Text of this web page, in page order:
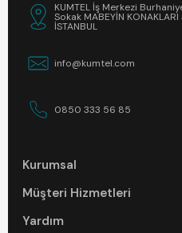
KUMTEL İş Merkezi
Sokak MABEYİN
İSTANBUL
info@kumtel.com
0850 333 56 85
Kurumsal
Müşteri Hizmetleri
Yardım